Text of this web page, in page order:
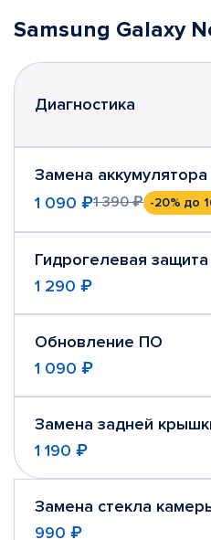
Samsung Galaxy
Диагностика
Замена аккумулятора
1 090 ₽1 390 ₽ -20% до
Гидрогелевая защита
1 290 ₽
Обновление ПО
1 090 ₽
Замена задней
1 190 ₽
Замена стекла
990 ₽